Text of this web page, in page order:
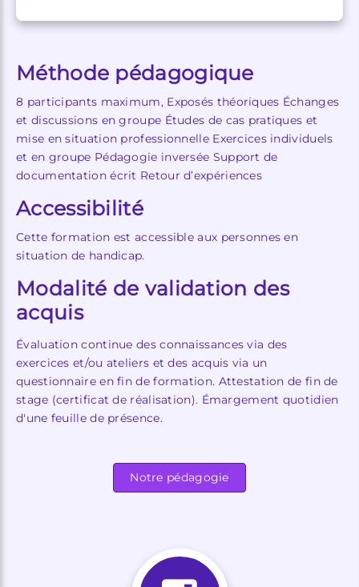
Méthode pédagogique
8 participants maximum, Exposés théoriques Échanges
et discussions en groupe Études de cas pratiques et
mise en situation professionnelle Exercices individuels
et en groupe Pédagogie inversée Support de
documentation écrit Retour d’expériences
Accessibilité
Cette formation est accessible aux personnes en
situation de handicap.
Modalité de validation des
acquis
Évaluation continue des connaissances via des
exercices et/ou ateliers et des acquis via un
questionnaire en fin de formation. Attestation de fin de
stage (certificat de réalisation). Émargement quotidien
d'une feuille de présence.
Notre pédagogie